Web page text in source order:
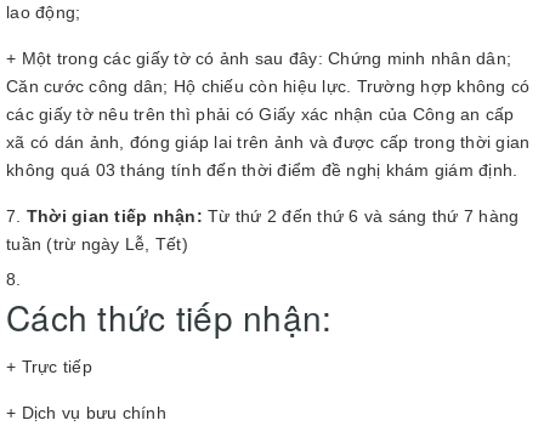
lao động;
+ Một trong các giấy tờ có ảnh sau đây: Chứng minh nhân dân;
Căn cước công dân; Hộ chiếu còn hiệu lực. Trường hợp không có
các giấy tờ nêu trên thì phải có Giấy xác nhận của Công an cấp
xã có dán ảnh, đóng giáp lai trên ảnh và được cấp trong thời gian
không quá 03 tháng tính đến thời điểm đề nghị khám giám định.
Thời gian tiếp nhận: Từ thứ 2 đến thứ 6 và sáng thứ 7 hàng
tuần (trừ ngày Lễ, Tết)
Cách thức tiếp nhận:
+ Trực tiếp
+ Dịch vụ bưu chính